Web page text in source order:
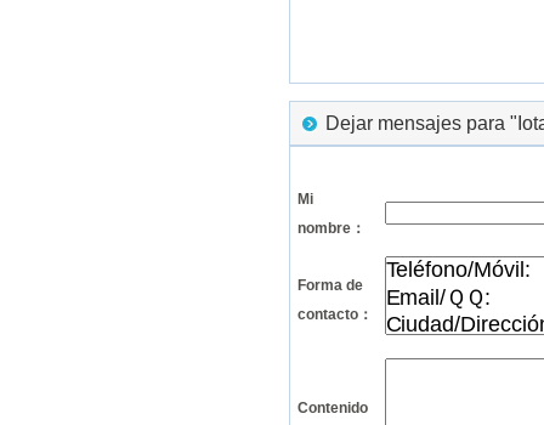
Dejar mensajes para
Mi
nombre：
Forma de
contacto：
Contenido